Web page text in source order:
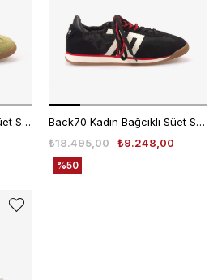
Back70 Kadın Bağcıklı Süet Spor & Sneaker Ayakkabı A26
Back70 Kadın Bağcıklı Süet Spor & Sneaker Ayakkabı A26
₺9.248,00
₺18.495,00
%50